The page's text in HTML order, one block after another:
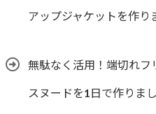
アップジャケットを作り
無駄なく活用！端切れフ
スヌードを1日で作りま